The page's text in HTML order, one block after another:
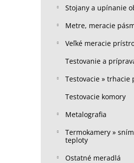
Stojany a upínanie
Metre, meracie
Veľké meracie
Testovanie a
Testovacie » trhacie
Testovacie komory
Metalografia
Termokamery »
teploty
Ostatné meradlá